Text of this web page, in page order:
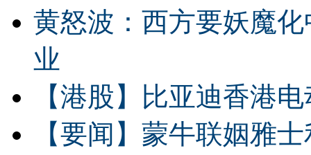
黄怒波：西方要妖魔
业
【港股】
比亚迪香港
【要闻】 蒙牛联姻雅